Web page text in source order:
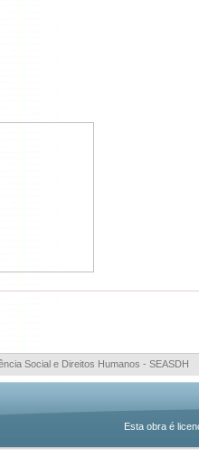
Social e Direitos Humanos - SEASDH
Esta obra é